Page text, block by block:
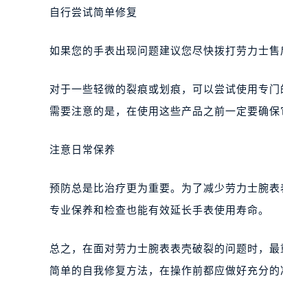
自行尝试简单修复
如果您的手表出现问题建议您尽快拨打劳力士
对于一些轻微的裂痕或划痕，可以尝试使用专
需要注意的是，在使用这些产品之前一定要确
注意日常保养
预防总是比治疗更为重要。为了减少劳力士腕
专业保养和检查也能有效延长手表使用寿命。
总之，在面对劳力士腕表表壳破裂的问题时，
简单的自我修复方法，在操作前都应做好充分的